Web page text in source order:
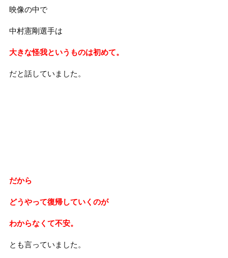
映像の中で
中村憲剛選手は
大きな怪我というものは初めて。
だと話していました。
だから
どうやって復帰していくのが
わからなくて不安。
とも言っていました。